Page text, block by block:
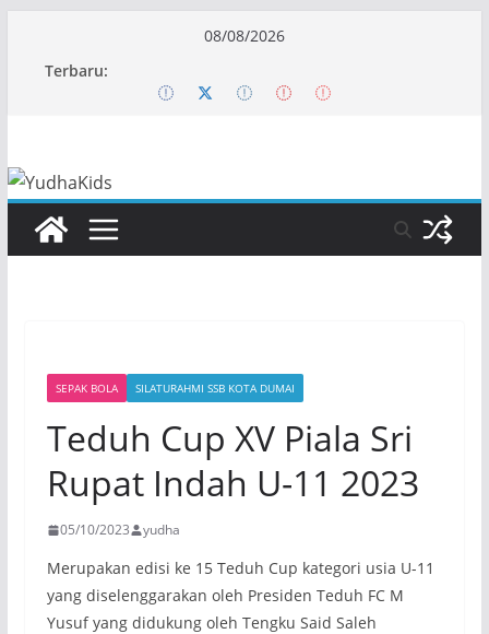
08/08/2026
Terbaru:
SEPAK BOLA SILATURAHMI SSB KOTA DUMAI
Teduh Cup XV Piala Sri
Rupat Indah U-11 2023
05/10/2023 yudha
Merupakan edisi ke 15 Teduh Cup kategori usia U-11
yang diselenggarakan oleh Presiden Teduh FC M
Yusuf yang didukung oleh Tengku Said Saleh